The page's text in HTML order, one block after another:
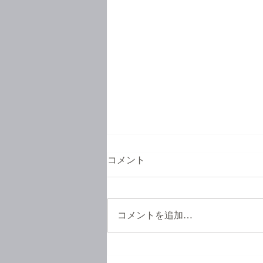
お待たせいたしました
コメント
コメントを追加…